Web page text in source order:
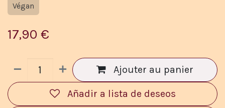
Végan
17,90 €
Ajouter au panier
Añadir a lista de deseos